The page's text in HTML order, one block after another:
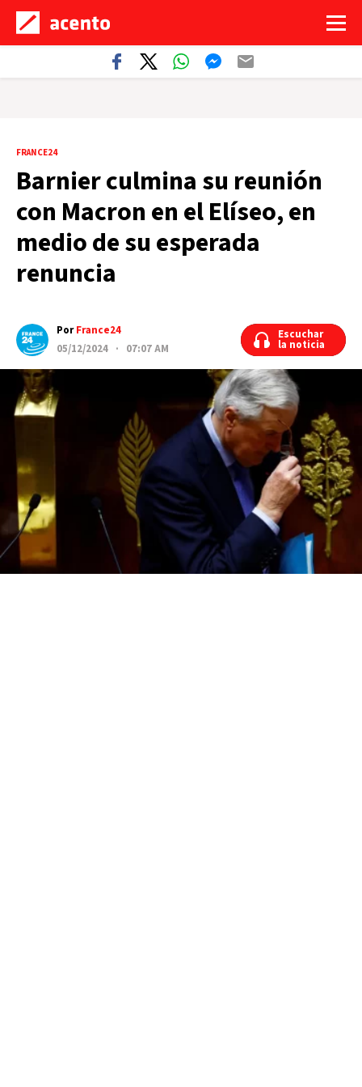
FRANCE24
Barnier culmina su reunión
con Macron en el Elíseo, en
medio de su esperada
renuncia
PorFrance24
05/12/2024 · 07:07 AM
Escuchar
la noticia
Escuchar
la noticia